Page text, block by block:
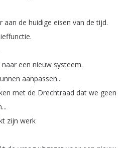
aan de huidige eisen van de tijd.
.
naar een nieuw systeem.
aanpassen...
met de Drechtraad dat we geen
...
zijn werk